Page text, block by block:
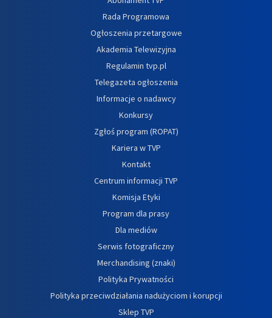
Rada Programowa
Ogłoszenia przetargowe
Akademia Telewizyjna
Regulamin tvp.pl
Telegazeta ogłoszenia
Informacje o nadawcy
Konkursy
Zgłoś program (ROPAT)
Kariera w TVP
Kontakt
Centrum informacji TVP
Komisja Etyki
Program dla prasy
Dla mediów
Serwis fotograficzny
Merchandising (znaki)
Polityka Prywatności
Polityka przeciwdziałania nadużyciom i korupcji
Sklep TVP